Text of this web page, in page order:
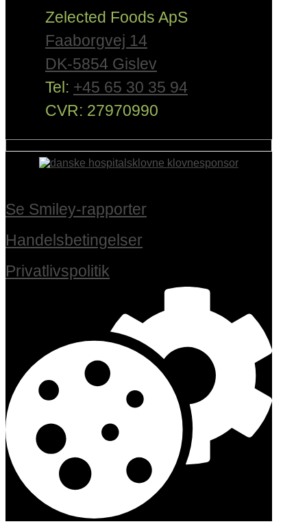
Zelected Foods ApS
Faaborgvej 14
DK-5854 Gislev
Tel: +45 65 30 35 94
CVR: 27970990
Se Smiley-rapporter
Handelsbetingelser
Privatlivspolitik